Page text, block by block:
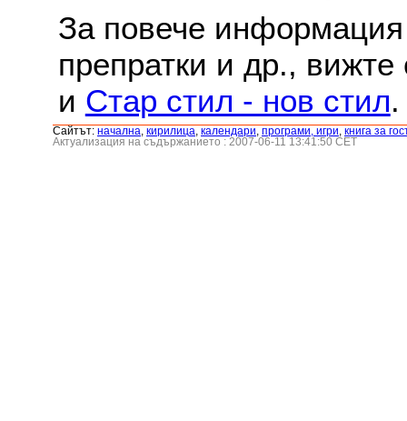
За повече информация
препратки и др.,
и Стар стил - нов стил.
Сайтът: началнa кирилица календари програми, игри книга за
Актуализация на съдържанието : 2007-06-11 13:41:50 CET